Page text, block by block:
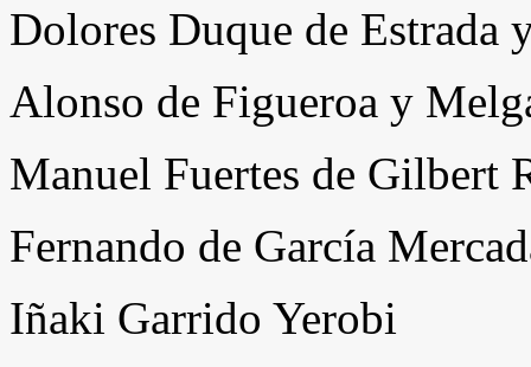
Dolores Duque de Estrada
Alonso de Figueroa y
Manuel Fuertes de Gilbert
Fernando de García
Iñaki Garrido Yerobi